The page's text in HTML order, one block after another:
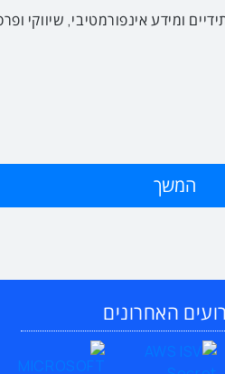
ומידע אינפורמטיבי, שיווקי
האחרונים